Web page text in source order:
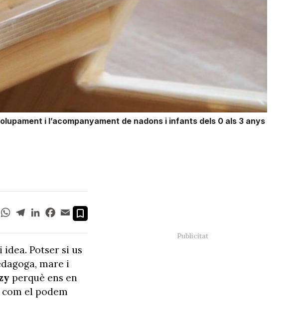
i l’acompanyament de nadons i infants dels 0 als 3 anys
BlueskyWhatsApp
TelegramLinkedInFacebook
Email
Potser si us
mare i
perquè ens en
el podem